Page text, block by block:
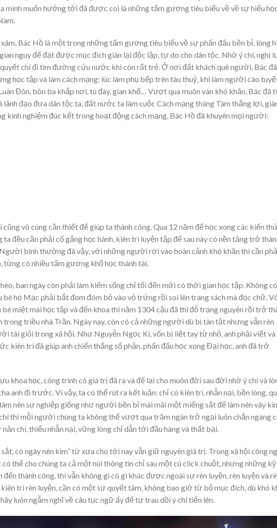
mình muốn hướng tới đã được coi là những tấm gương tiêu biểu về về sự hiếu
Bác Hồ là một trong những tấm gương tiêu biểu về sự phấn đấu bền bỉ, lòng
nguy để đạt được mục đích giàn lại độc lập, tự do cho dân tộc. Nhờ ý chí, nghị
chí đi tìm đường cứu nước khi còn rất trẻ. Ở nơi đất khách quê người, Bác đã
học tập và làm cách mạng: lúc làm phụ bếp trên tàu thuỷ, khi làm người cào
Đôn, bôn ba khắp nơi, tù đày, gian khổ… Vượt qua muôn vàn khó khăn, Bác đã
đạo đưa dân tộc ta, đất nước ta làm cuộc Cách mạng tháng Tám thắng lợi,
kinh nghiệm đúc kết trong hoạt động cách mạng, Bác Hồ đã khuyên mọi người:
vô cùng cần thiết để giúp ta thành công. Qua 12 năm để học xong các kiến
ta đều cần phải cố gắng học hành, kiên trì luyện tập để sau này có nền tảng trở
bình thường đã vậy, với những người rơi vào hoàn cảnh khó khăn thì cần
có nhiều tấm gương khổ học thành tài.
ban ngày còn phải làm kiếm sống chỉ tối đến mới có thời gian học tập. Không có
bé họ Mạc phải bắt đom đóm bỏ vào vỏ trứng rồi soi lên trang sách mà đọc chữ.
bé miệt mài học tập và đến khoa thi năm 1304 cậu đã thi đỗ trạng nguyên rồi trở
trong triều nhà Trần. Ngày nay, còn có cả những người dù bị tàn tật nhưng vẫn rèn
tài giỏi trong xã hội. Như Nguyễn Ngọc Kí, vốn bị liệt tay từ nhỏ, anh phải viết và
kiên trì đã giúp anh chiến thắng số phận, phấn đấu học xong Đại học, anh đã trở
khoa học, công trình có giá trị đã ra và để lại cho muôn đời sau đời nhờ ý chí và
anh đi trước. Vì vậy, ta có thể rút ra kết luận: chỉ có kiên trì, nhẫn nại, bền lòng,
nên sự nghiệp giống như người bền bỉ mài mãi một miếng sắt để làm nên vây
thì mỗi người chúng ta không thể vượt qua trăm ngàn trở ngại luôn chắn ngang
chí, thiếu nhẫn nại, vững lòng chỉ dẫn tới đầu hàng và thất bại.
có ngày nên kim” từ xưa cho tới nay vẫn giữ nguyên giá trị. Trong xã hội công
thể cho chúng ta cả một núi thông tin chỉ sau một cú click chuột, nhưng những kỹ
thành công, thì vẫn không gì có gì khác được ngoài sự rèn luyện, rèn luyện và
trì rèn luyện, cần có một sự quyết tâm, không bao giờ từ bỏ mục đích, dù khó
luôn ngẫm nghĩ về câu tục ngữ ấy để tự trau dồi ý chí tiến lên.